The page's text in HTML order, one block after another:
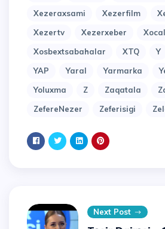
Xezeraxsami
Xezerfilm
Xezertv
Xezerxeber Xocal
Xosbextsabahalar
XTQ Y
YAP
Yaral Yarmarka
Yoluxma
Z Zaqatala
ZefereNezer
Zeferisigi
Next Post